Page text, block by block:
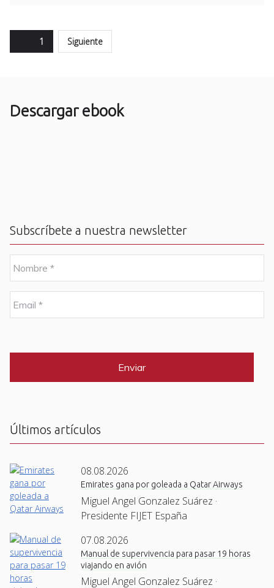
Paginación
de
Page1 Siguiente
Descargar ebook
Subscríbete a nuestra newsletter
o
m
e
m
a
C
Últimos artículos
08.08.2026
Emirates gana por goleada a Qatar Airways
Miguel Angel Gonzalez Suárez ·
Presidente FIJET España
07.08.2026
Manual de supervivencia para pasar 19 horas
viajando en avión
Miguel Angel Gonzalez Suárez ·